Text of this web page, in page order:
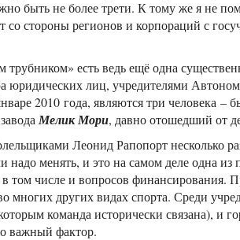
быть не более трети. К тому же я не
стороны регионов и корпораций с
трубником» есть ведь ещё одна
юридических лиц, учредителями
2010 года, являются три человека –
Мелик Мори, давно отошедший от
Леонид Рапопорт несколько
надо менять, и это на самом деле одна
том числе и вопросов финансирования.
многих других видах спорта. Среди
команда исторически связана), и
важный фактор.